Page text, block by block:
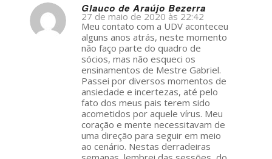
Glauco de Araújo Bezerra
s
ays:
27 de maio de 2020 às 22:42
Meu contato com a UDV aconteceu
alguns anos atrás, neste momento
não faço parte do quadro de
sócios, mas não esqueci os
ensinamentos de Mestre Gabriel.
Passei por diversos momentos de
ansiedade e incertezas, até pelo
fato dos meus pais terem sido
acometidos por aquele vírus. Meu
coração e mente necessitavam de
uma direção para seguir em meio
ao cenário. Nestas derradeiras